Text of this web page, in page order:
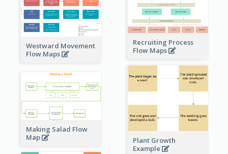
Westward Movement
Flow Maps
Recruiting Process
Flow Maps
Plant Growth
Example
Making Salad Flow
Map